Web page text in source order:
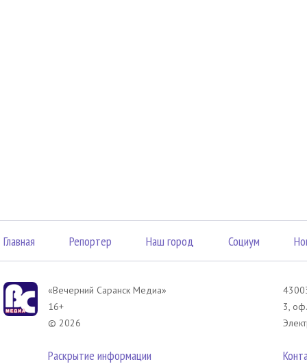
Главная Репортер Наш город Социум
«Вечерний Саранск Mедиа»
16+
© 2026
Раскрытие информации
3,